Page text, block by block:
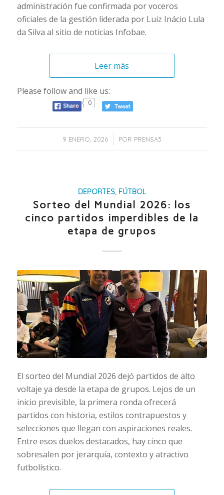
administración fue confirmada por voceros
oficiales de la gestión liderada por Luiz Inácio Lula
da Silva al sitio de noticias Infobae.
Leer más
Please follow and like us:
0
9 ENERO, 2026
/ POR PRENSA3
DEPORTES, FÚTBOL
Sorteo del Mundial 2026: los
cinco partidos imperdibles de la
etapa de grupos
El sorteo del Mundial 2026 dejó partidos de alto
voltaje ya desde la etapa de grupos. Lejos de un
inicio previsible, la primera ronda ofrecerá
partidos con historia, estilos contrapuestos y
selecciones que llegan con aspiraciones reales.
Entre esos duelos destacados, hay cinco que
sobresalen por jerarquía, contexto y atractivo
futbolístico.